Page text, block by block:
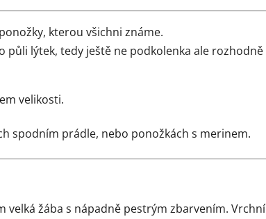
kterou všichni známe.
půli lýtek, tedy ještě ne podkolenka ale rozhodně
velikosti.
spodním prádle, nebo ponožkách s merinem.
velká žába s nápadně pestrým zbarvením. Vrchní